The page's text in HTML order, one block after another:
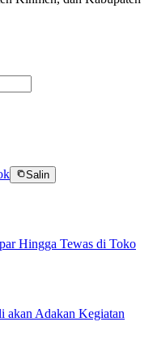
Salin
Hingga Tewas di Toko
akan Adakan Kegiatan